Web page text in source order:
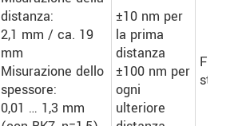
distanza:
2,1 mm / ca. 19
mm
Misurazione dello
spessore:
0,01 … 1,3 mm
±10 nm per
la prima
distanza
±100 nm per
ogni
ulteriore
Fino a
strati